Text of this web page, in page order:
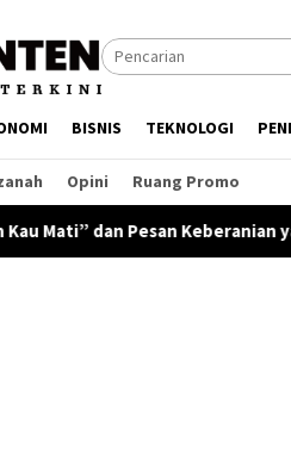
BISNIS TEKNOLOGI
Opini Ruang Promo
yang Tak Pernah